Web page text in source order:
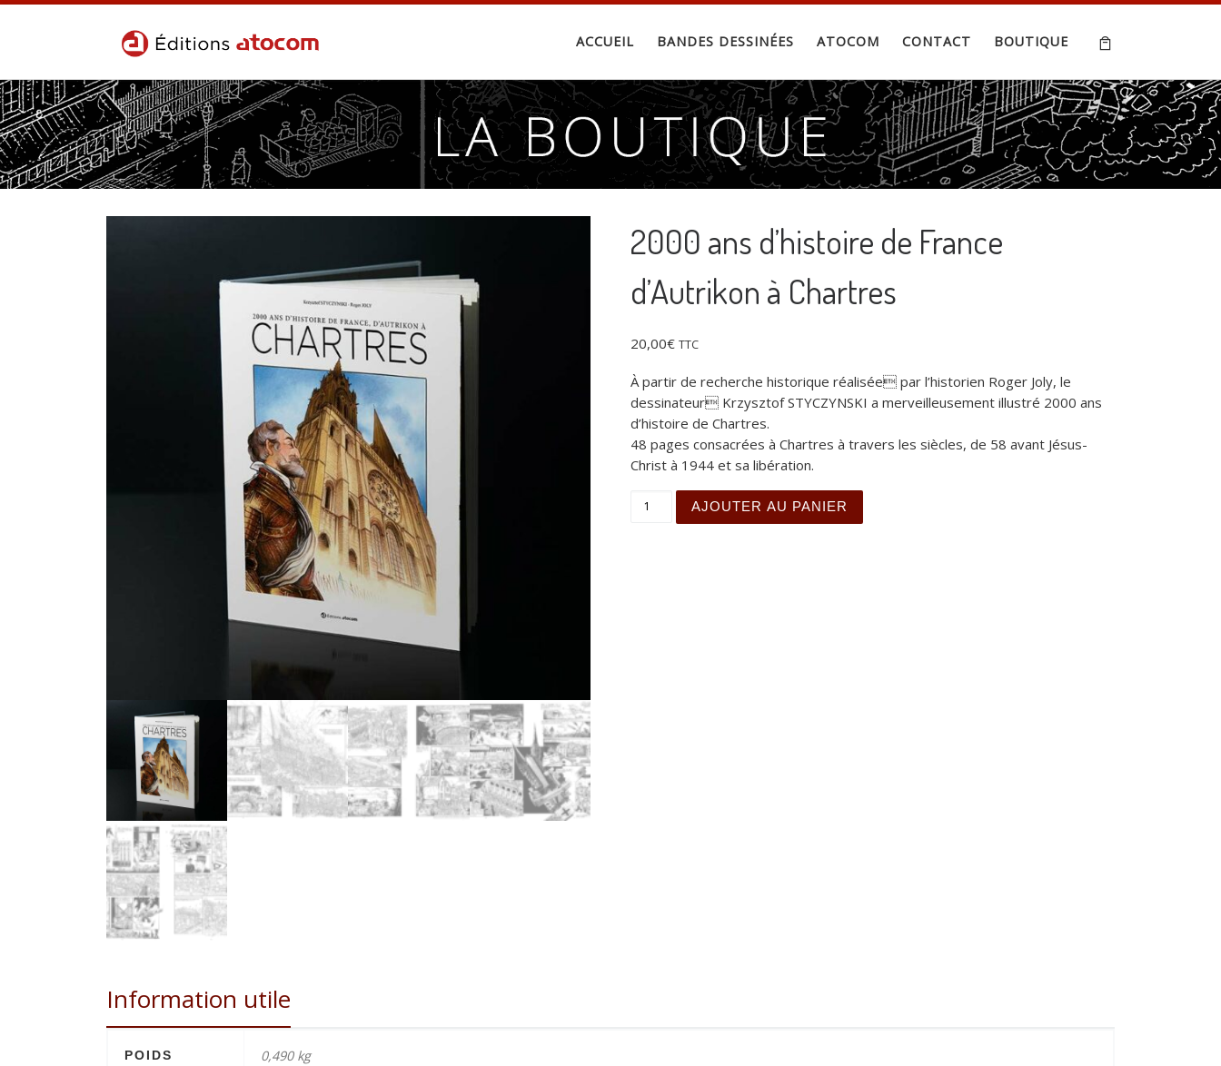
Passer au contenu
ACCUEIL BANDES DESSINÉES ATOCOM CONTACT BOUTIQUE
2000 ans d’histoire de France
d’Autrikon à Chartres
20,00€ TTC
À partir de recherche historique réalisée par l’historien Roger Joly, le
dessinateur Krzysztof STYCZYNSKI a merveilleusement illustré 2000 ans
d’histoire de Chartres.
48 pages consacrées à Chartres à travers les siècles, de 58 avant Jésus-
Christ à 1944 et sa libération.
AJOUTER AU PANIER
Information utile
POIDS 0,490 kg